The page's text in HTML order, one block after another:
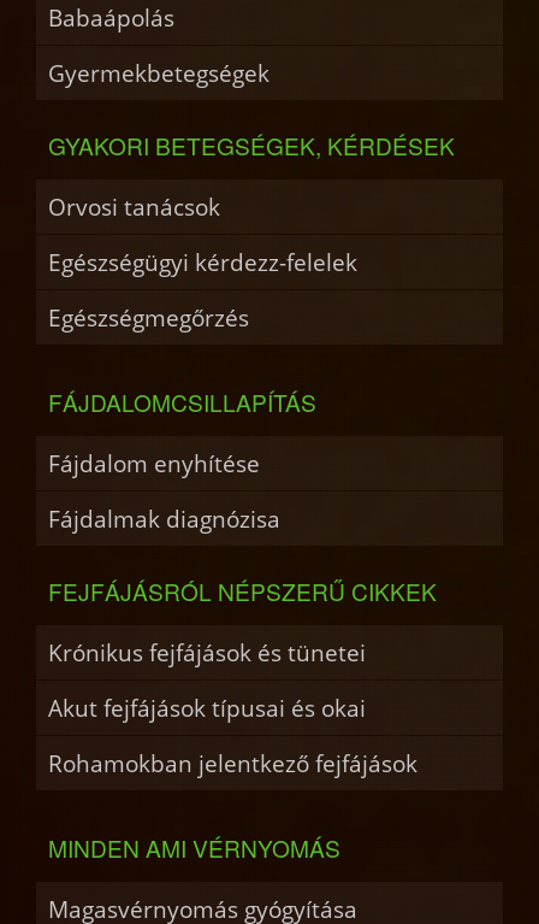
Babaápolás
Gyermekbetegségek
GYAKORI BETEGSÉGEK, KÉRDÉSEK
Orvosi tanácsok
Egészségügyi kérdezz-felelek
Egészségmegőrzés
FÁJDALOMCSILLAPÍTÁS
Fájdalom enyhítése
Fájdalmak diagnózisa
FEJFÁJÁSRÓL NÉPSZERŰ CIKKEK
Krónikus fejfájások és tünetei
Akut fejfájások típusai és okai
Rohamokban jelentkező fejfájások
MINDEN AMI VÉRNYOMÁS
Magasvérnyomás gyógyítása